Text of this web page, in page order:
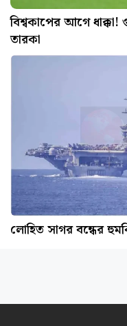
বিশ্বকাপের আগে
তারকা
লোহিত সাগর বন্ধের